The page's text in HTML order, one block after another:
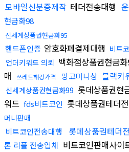
모바일신분증제작 테더전송대행
현금화98
신세계상품권현금화95
핸드폰인증 암호화폐결제대행 비트
언더키워드 의뢰 백화점상품권현금
매
쓰레드해킹가격 망고머니상 블랙키
신세계상품권현금화99 롯데상품권현
워드 fds비트코인 롯데상품권테더
머니판매
비트코인전송대행 롯데상품권테더
론 리플 전송업체 비트코인판매사이